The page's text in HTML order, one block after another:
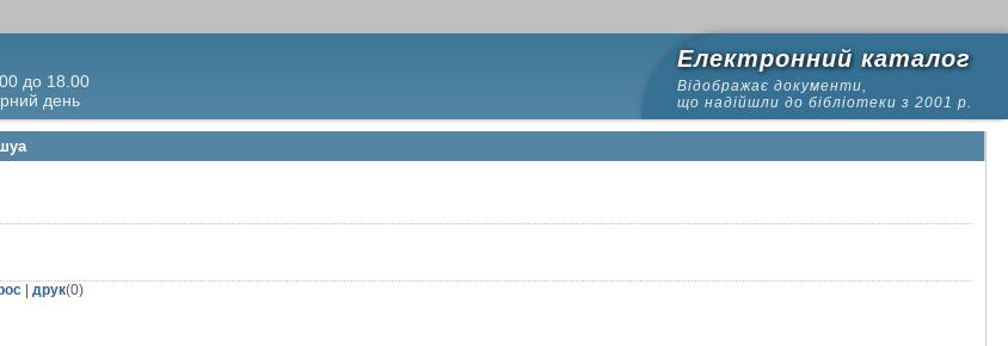
до 18.00
день
Електронний каталог
Відображає документи,
що надійшли до бібліотеки з 2001 р.
друк(0)